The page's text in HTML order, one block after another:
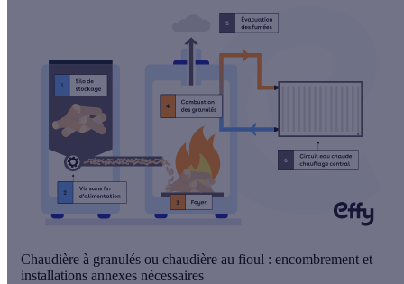
Chaudière à granulés ou chaudière au fioul : encombrement et
installations annexes nécessaires